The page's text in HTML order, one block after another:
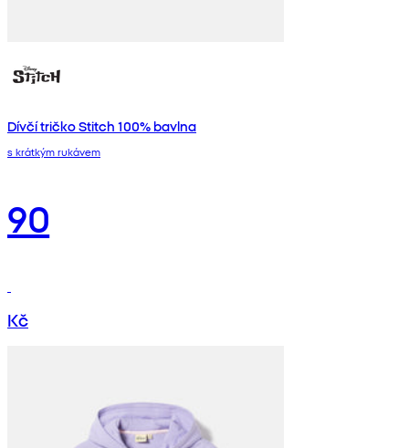
Dívčí tričko Stitch 100% bavlna
s krátkým rukávem
90
Kč